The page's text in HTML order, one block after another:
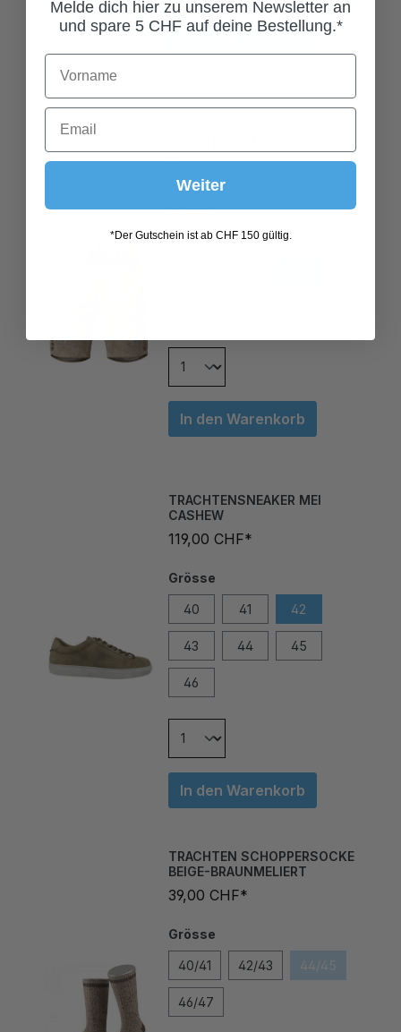
389,00 CHF*
Grösse
44 46 48
In den Warenkorb
TRACHTENSNEAKER MEI
CASHEW
119,00 CHF*
Grösse
40 41 42
43 44 45
46
In den Warenkorb
TRACHTEN SCHOPPERSOCKE
BEIGE-BRAUNMELIERT
39,00 CHF*
Grösse
40/41 42/43 44/45
46/47
Melde dich hier zu unserem Newsletter an
und spare 5 CHF auf deine Bestellung.*
Weiter
*Der Gutschein ist ab CHF 150 gültig.